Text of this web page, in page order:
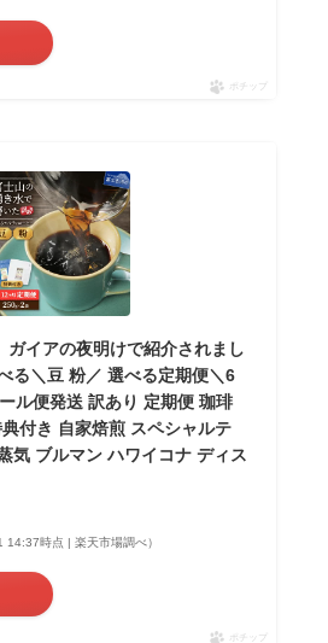
ポチップ
ガイアの夜明けで紹介されまし
る＼豆 粉／ 選べる定期便＼6
ル便発送 訳あり 定期便 珈琲
付き 自家焙煎 スペシャルテ
気 ブルマン ハワイコナ ディス
14:37時点 | 楽天市場調べ）
ポチップ